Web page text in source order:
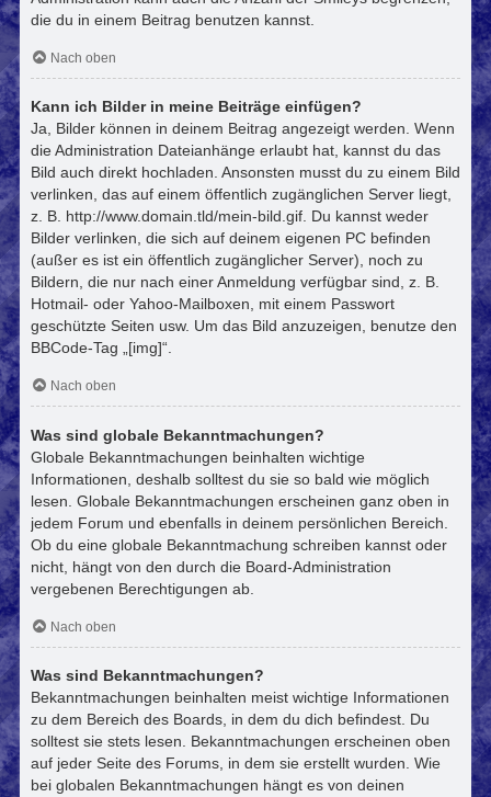
die du in einem Beitrag benutzen kannst.
Nach oben
Kann ich Bilder in meine Beiträge einfügen?
Ja, Bilder können in deinem Beitrag angezeigt werden. Wenn
die Administration Dateianhänge erlaubt hat, kannst du das
Bild auch direkt hochladen. Ansonsten musst du zu einem Bild
verlinken, das auf einem öffentlich zugänglichen Server liegt,
z. B. http://www.domain.tld/mein-bild.gif. Du kannst weder
Bilder verlinken, die sich auf deinem eigenen PC befinden
(außer es ist ein öffentlich zugänglicher Server), noch zu
Bildern, die nur nach einer Anmeldung verfügbar sind, z. B.
Hotmail- oder Yahoo-Mailboxen, mit einem Passwort
geschützte Seiten usw. Um das Bild anzuzeigen, benutze den
BBCode-Tag „[img]“.
Nach oben
Was sind globale Bekanntmachungen?
Globale Bekanntmachungen beinhalten wichtige
Informationen, deshalb solltest du sie so bald wie möglich
lesen. Globale Bekanntmachungen erscheinen ganz oben in
jedem Forum und ebenfalls in deinem persönlichen Bereich.
Ob du eine globale Bekanntmachung schreiben kannst oder
nicht, hängt von den durch die Board-Administration
vergebenen Berechtigungen ab.
Nach oben
Was sind Bekanntmachungen?
Bekanntmachungen beinhalten meist wichtige Informationen
zu dem Bereich des Boards, in dem du dich befindest. Du
solltest sie stets lesen. Bekanntmachungen erscheinen oben
auf jeder Seite des Forums, in dem sie erstellt wurden. Wie
bei globalen Bekanntmachungen hängt es von deinen